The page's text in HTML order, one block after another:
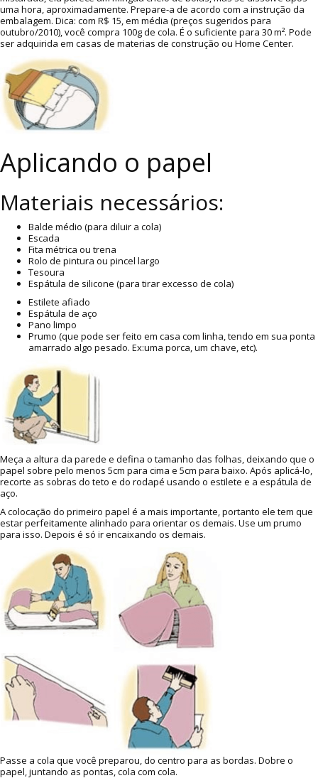
uma hora, aproximadamente. Prepare-a de acordo com a instrução da
embalagem. Dica: com R$ 15, em média (preços sugeridos para
outubro/2010), você compra 100g de cola. É o suficiente para 30 m². Pode
ser adquirida em casas de materias de construção ou Home Center.
Aplicando o papel
Materiais necessários:
Balde médio (para diluir a cola)
Escada
Fita métrica ou trena
Rolo de pintura ou pincel largo
Tesoura
Espátula de silicone (para tirar excesso de cola)
Estilete afiado
Espátula de aço
Pano limpo
Prumo (que pode ser feito em casa com linha, tendo em sua ponta
amarrado algo pesado. Ex:uma porca, um chave, etc).
Meça a altura da parede e defina o tamanho das folhas, deixando que o
papel sobre pelo menos 5cm para cima e 5cm para baixo. Após aplicá-lo,
recorte as sobras do teto e do rodapé usando o estilete e a espátula de
aço.
A colocação do primeiro papel é a mais importante, portanto ele tem que
estar perfeitamente alinhado para orientar os demais. Use um prumo
para isso. Depois é só ir encaixando os demais.
Passe a cola que você preparou, do centro para as bordas. Dobre o
papel, juntando as pontas, cola com cola.